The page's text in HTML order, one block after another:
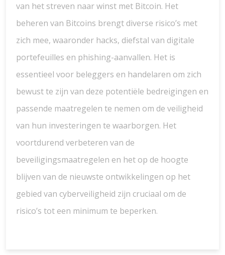
van het streven naar winst met Bitcoin. Het
beheren van Bitcoins brengt diverse risico’s met
zich mee, waaronder hacks, diefstal van digitale
portefeuilles en phishing-aanvallen. Het is
essentieel voor beleggers en handelaren om zich
bewust te zijn van deze potentiële bedreigingen en
passende maatregelen te nemen om de veiligheid
van hun investeringen te waarborgen. Het
voortdurend verbeteren van de
beveiligingsmaatregelen en het op de hoogte
blijven van de nieuwste ontwikkelingen op het
gebied van cyberveiligheid zijn cruciaal om de
risico’s tot een minimum te beperken.